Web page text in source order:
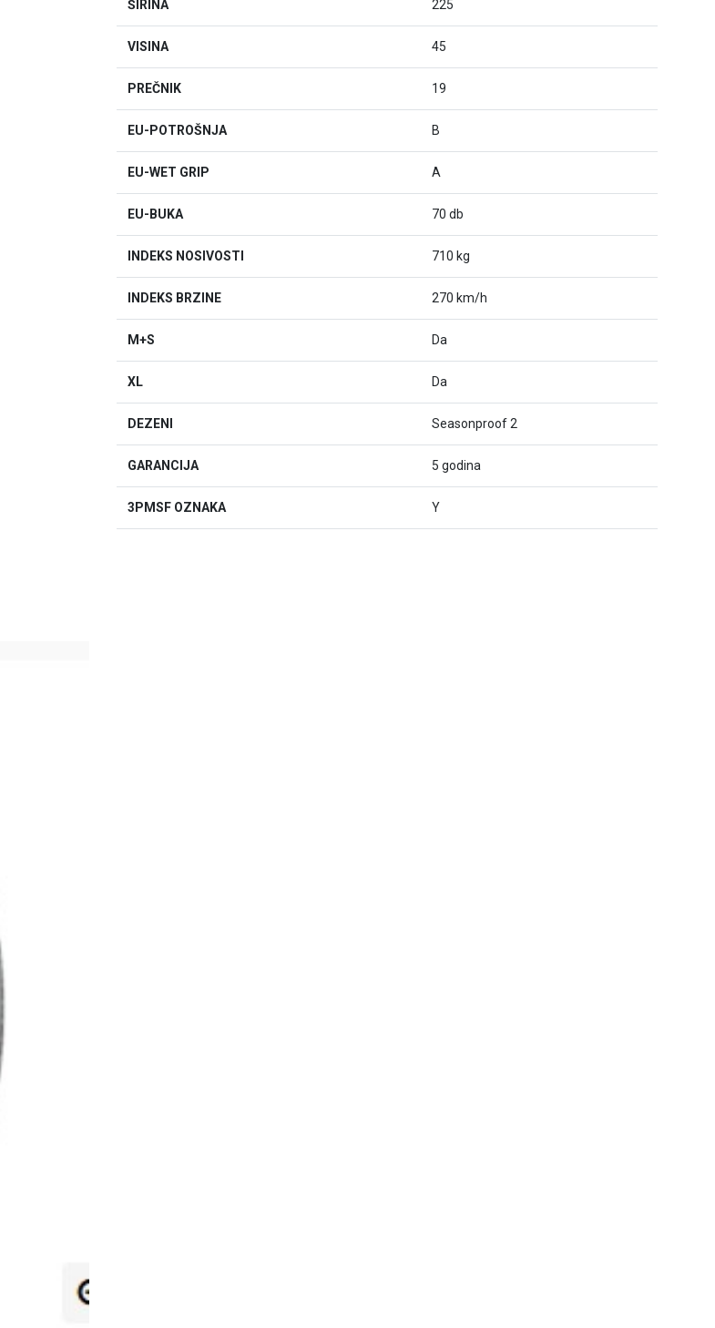
ŠIRINA 225
VISINA 45
PREČNIK 19
EU-POTROŠNJA B
EU-WET GRIP A
EU-BUKA 70 db
INDEKS NOSIVOSTI 710 kg
INDEKS BRZINE 270 km/h
M+S Da
XL Da
DEZENI Seasonproof 2
GARANCIJA 5 godina
3PMSF OZNAKA Y